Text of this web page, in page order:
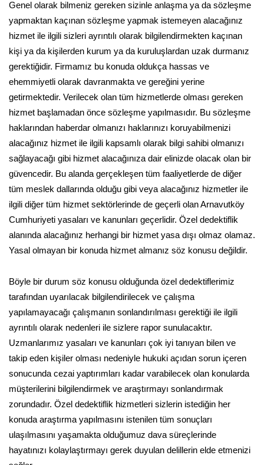
Genel olarak bilmeniz gereken sizinle anlaşma ya da sözleşme
yapmaktan kaçınan sözleşme yapmak istemeyen alacağınız
hizmet ile ilgili sizleri ayrıntılı olarak bilgilendirmekten kaçınan
kişi ya da kişilerden kurum ya da kuruluşlardan uzak durmanız
gerektiğidir. Firmamız bu konuda oldukça hassas ve
ehemmiyetli olarak davranmakta ve gereğini yerine
getirmektedir. Verilecek olan tüm hizmetlerde olması gereken
hizmet başlamadan önce sözleşme yapılmasıdır. Bu sözleşme
haklarından haberdar olmanızı haklarınızı koruyabilmenizi
alacağınız hizmet ile ilgili kapsamlı olarak bilgi sahibi olmanızı
sağlayacağı gibi hizmet alacağınıza dair elinizde olacak olan bir
güvencedir. Bu alanda gerçekleşen tüm faaliyetlerde de diğer
tüm meslek dallarında olduğu gibi veya alacağınız hizmetler ile
ilgili diğer tüm hizmet sektörlerinde de geçerli olan Arnavutköy
Cumhuriyeti yasaları ve kanunları geçerlidir. Özel dedektiflik
alanında alacağınız herhangi bir hizmet yasa dışı olmaz olamaz.
Yasal olmayan bir konuda hizmet almanız söz konusu değildir.
Böyle bir durum söz konusu olduğunda özel dedektiflerimiz
tarafından uyarılacak bilgilendirilecek ve çalışma
yapılamayacağı çalışmanın sonlandırılması gerektiği ile ilgili
ayrıntılı olarak nedenleri ile sizlere rapor sunulacaktır.
Uzmanlarımız yasaları ve kanunları çok iyi tanıyan bilen ve
takip eden kişiler olması nedeniyle hukuki açıdan sorun içeren
sonucunda cezai yaptırımları kadar varabilecek olan konularda
müşterilerini bilgilendirmek ve araştırmayı sonlandırmak
zorundadır. Özel dedektiflik hizmetleri sizlerin istediğin her
konuda araştırma yapılmasını istenilen tüm sonuçları
ulaşılmasını yaşamakta olduğumuz dava süreçlerinde
hayatınızı kolaylaştırmayı gerek duyulan delillerin elde etmenizi